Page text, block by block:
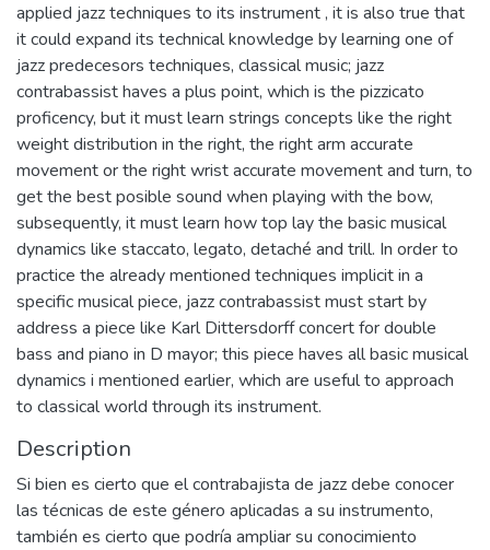
applied jazz techniques to its instrument , it is also true that
it could expand its technical knowledge by learning one of
jazz predecesors techniques, classical music; jazz
contrabassist haves a plus point, which is the pizzicato
proficency, but it must learn strings concepts like the right
weight distribution in the right, the right arm accurate
movement or the right wrist accurate movement and turn, to
get the best posible sound when playing with the bow,
subsequently, it must learn how top lay the basic musical
dynamics like staccato, legato, detaché and trill. In order to
practice the already mentioned techniques implicit in a
specific musical piece, jazz contrabassist must start by
address a piece like Karl Dittersdorff concert for double
bass and piano in D mayor; this piece haves all basic musical
dynamics i mentioned earlier, which are useful to approach
to classical world through its instrument.
Description
Si bien es cierto que el contrabajista de jazz debe conocer
las técnicas de este género aplicadas a su instrumento,
también es cierto que podría ampliar su conocimiento